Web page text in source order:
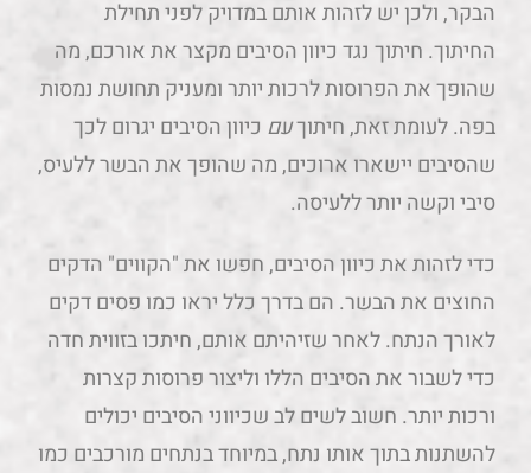
הבקר, ולכן יש לזהות אותם במדויק לפני תחילת
החיתוך. חיתוך נגד כיוון הסיבים מקצר את אורכם, מה
שהופך את הפרוסות לרכות יותר ומעניק תחושת נמסות
בפה. לעומת זאת, חיתוךעם כיוון הסיבים יגרום לכך
שהסיבים יישארו ארוכים, מה שהופך את הבשר ללעיס,
סיבי וקשה יותר ללעיסה.
כדי לזהות את כיוון הסיבים, חפשו את "הקווים" הדקים
החוצים את הבשר. הם בדרך כלל יראו כמו פסים דקים
לאורך הנתח. לאחר שזיהיתם אותם, חיתכו בזווית חדה
כדי לשבור את הסיבים הללו וליצור פרוסות קצרות
ורכות יותר. חשוב לשים לב שכיווני הסיבים יכולים
להשתנות בתוך אותו נתח, במיוחד בנתחים מורכבים כמו